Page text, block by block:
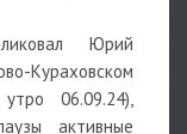
Юрий
Кураховском
06.09.24),
активные